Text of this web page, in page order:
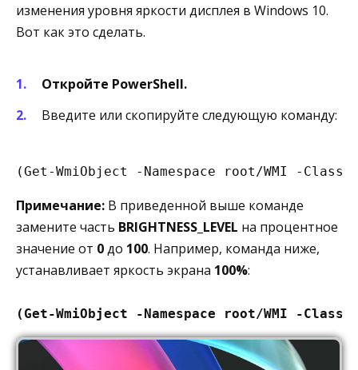
изменения уровня яркости дисплея в Windows 10.
Вот как это сделать.
Откройте PowerShell.
Введите или скопируйте следующую команду:
(Get-WmiObject -Namespace root/WMI -Class
Примечание: ​ В приведенной выше команде
замените часть BRIGHTNESS_LEVEL на процентное
значение от 0до 100. Например, команда ниже,
устанавливает яркость экрана 100%:
(Get-WmiObject -Namespace root/WMI -